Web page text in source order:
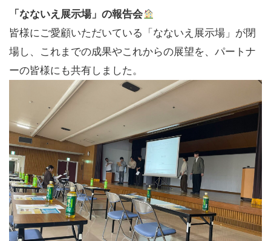
「なないえ展示場」の報告会
皆様にご愛顧いただいている「なないえ展示場」が閉
場し、これまでの成果やこれからの展望を、パートナ
ーの皆様にも共有しました。